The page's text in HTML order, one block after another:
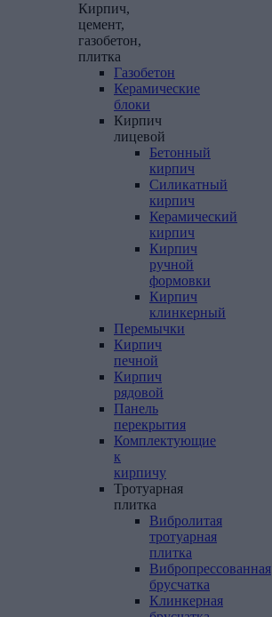
Кирпич,
цемент,
газобетон,
плитка
Газобетон
Керамические
блоки
Кирпич
лицевой
Бетонный
кирпич
Силикатный
кирпич
Керамический
кирпич
Кирпич
ручной
формовки
Кирпич
клинкерный
Перемычки
Кирпич
печной
Кирпич
рядовой
Панель
перекрытия
Комплектующие
к
кирпичу
Тротуарная
плитка
Вибролитая
тротуарная
плитка
Вибропрессованная
брусчатка
Клинкерная